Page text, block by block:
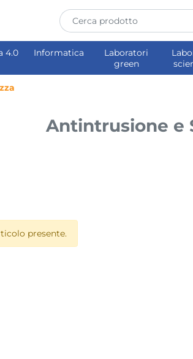
4.0 Informatica
Laboratori
green
Antintrusione e
presente.